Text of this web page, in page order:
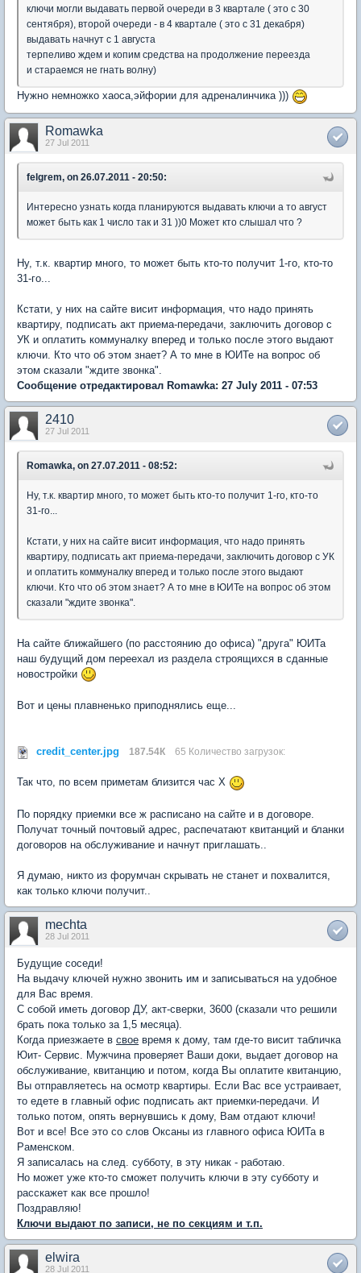
ключи могли выдавать первой очереди в 3 квартале ( это с 30
сентября), второй очереди - в 4 квартале ( это с 31 декабря)
выдавать начнут с 1 августа
терпеливо ждем и копим средства на продолжение переезда
и стараемся не гнать волну)
Нужно немножко хаоса,эйфории для адреналинчика )))
Romawka
27 Jul 2011
felgrem, on 26.07.2011 - 20:50:
Интересно узнать когда планируются выдавать ключи а то август
может быть как 1 число так и 31 ))0 Может кто слышал что ?
Ну, т.к. квартир много, то может быть кто-то получит 1-го, кто-то
31-го...
Кстати, у них на сайте висит информация, что надо принять
квартиру, подписать акт приема-передачи, заключить договор с
УК и оплатить коммуналку вперед и только после этого выдают
ключи. Кто что об этом знает? А то мне в ЮИТе на вопрос об
этом сказали "ждите звонка".
Сообщение отредактировал Romawka: 27 July 2011 - 07:53
2410
27 Jul 2011
Romawka, on 27.07.2011 - 08:52:
Ну, т.к. квартир много, то может быть кто-то получит 1-го, кто-то
31-го...
Кстати, у них на сайте висит информация, что надо принять
квартиру, подписать акт приема-передачи, заключить договор с УК
и оплатить коммуналку вперед и только после этого выдают
ключи. Кто что об этом знает? А то мне в ЮИТе на вопрос об этом
сказали "ждите звонка".
На сайте ближайшего (по расстоянию до офиса) "друга" ЮИТа
наш будущий дом переехал из раздела строящихся в сданные
новостройки
Вот и цены плавненько приподнялись еще...
credit_center.jpg 187.54К 65 Количество загрузок:
Так что, по всем приметам близится час Х
По порядку приемки все ж расписано на сайте и в договоре.
Получат точный почтовый адрес, распечатают квитанций и бланки
договоров на обслуживание и начнут приглашать..
Я думаю, никто из форумчан скрывать не станет и похвалится,
как только ключи получит..
mechta
28 Jul 2011
Будущие соседи!
На выдачу ключей нужно звонить им и записываться на удобное
для Вас время.
С собой иметь договор ДУ, акт-сверки, 3600 (сказали что решили
брать пока только за 1,5 месяца).
Когда приезжаете в свое время к дому, там где-то висит табличка
Юит- Сервис. Мужчина проверяет Ваши доки, выдает договор на
обслуживание, квитанцию и потом, когда Вы оплатите квитанцию,
Вы отправляетесь на осмотр квартиры. Если Вас все устраивает,
то едете в главный офис подписать акт приемки-передачи. И
только потом, опять вернувшись к дому, Вам отдают ключи!
Вот и все! Все это со слов Оксаны из главного офиса ЮИТа в
Раменском.
Я записалась на след. субботу, в эту никак - работаю.
Но может уже кто-то сможет получить ключи в эту субботу и
расскажет как все прошло!
Поздравляю!
Ключи выдают по записи, не по секциям и т.п.
elwira
28 Jul 2011